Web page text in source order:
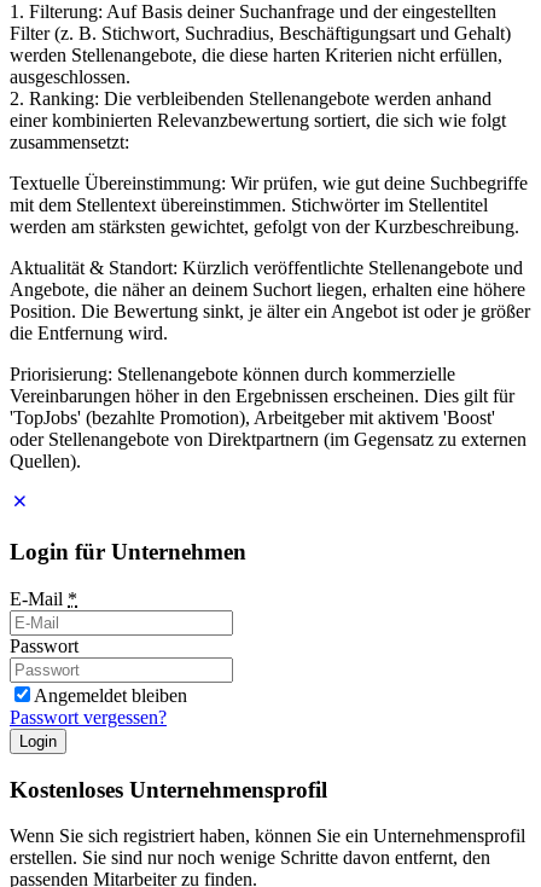
1. Filterung: Auf Basis deiner Suchanfrage und der eingestellten
Filter (z. B. Stichwort, Suchradius, Beschäftigungsart und Gehalt)
werden Stellenangebote, die diese harten Kriterien nicht erfüllen,
ausgeschlossen.
2. Ranking: Die verbleibenden Stellenangebote werden anhand
einer kombinierten Relevanzbewertung sortiert, die sich wie folgt
zusammensetzt:
Textuelle Übereinstimmung: Wir prüfen, wie gut deine Suchbegriffe
mit dem Stellentext übereinstimmen. Stichwörter im Stellentitel
werden am stärksten gewichtet, gefolgt von der Kurzbeschreibung.
Aktualität & Standort: Kürzlich veröffentlichte Stellenangebote und
Angebote, die näher an deinem Suchort liegen, erhalten eine höhere
Position. Die Bewertung sinkt, je älter ein Angebot ist oder je größer
die Entfernung wird.
Priorisierung: Stellenangebote können durch kommerzielle
Vereinbarungen höher in den Ergebnissen erscheinen. Dies gilt für
'TopJobs' (bezahlte Promotion), Arbeitgeber mit aktivem 'Boost'
oder Stellenangebote von Direktpartnern (im Gegensatz zu externen
Quellen).
Login für Unternehmen
E-Mail *
Passwort
Angemeldet bleiben
Passwort vergessen?
Login
Kostenloses Unternehmensprofil
Wenn Sie sich registriert haben, können Sie ein Unternehmensprofil
erstellen. Sie sind nur noch wenige Schritte davon entfernt, den
passenden Mitarbeiter zu finden.